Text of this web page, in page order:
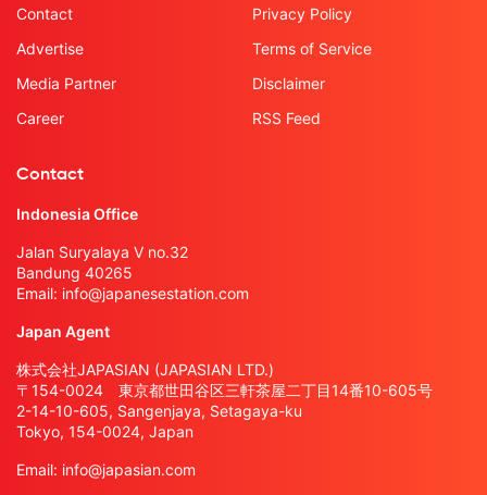
Contact
Advertise
Media Partner
Career
Privacy Policy
Terms of Service
Disclaimer
RSS Feed
Contact
Indonesia Office
Jalan Suryalaya V no.32
Bandung 40265
Email: info@japanesestation.com
Japan Agent
株式会社JAPASIAN (JAPASIAN LTD.)
〒154-0024 東京都世田谷区三軒茶屋二丁目14番10-605号
2-14-10-605, Sangenjaya, Setagaya-ku
Tokyo, 154-0024, Japan
Email: info@japasian.com